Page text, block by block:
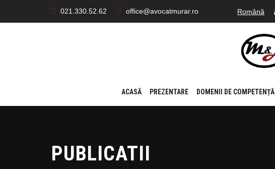
021.330.52.62 office@avocatmurar.ro Română
ACASĂ PREZENTARE DOMENII DE COMPETENȚĂ
PUBLICATII